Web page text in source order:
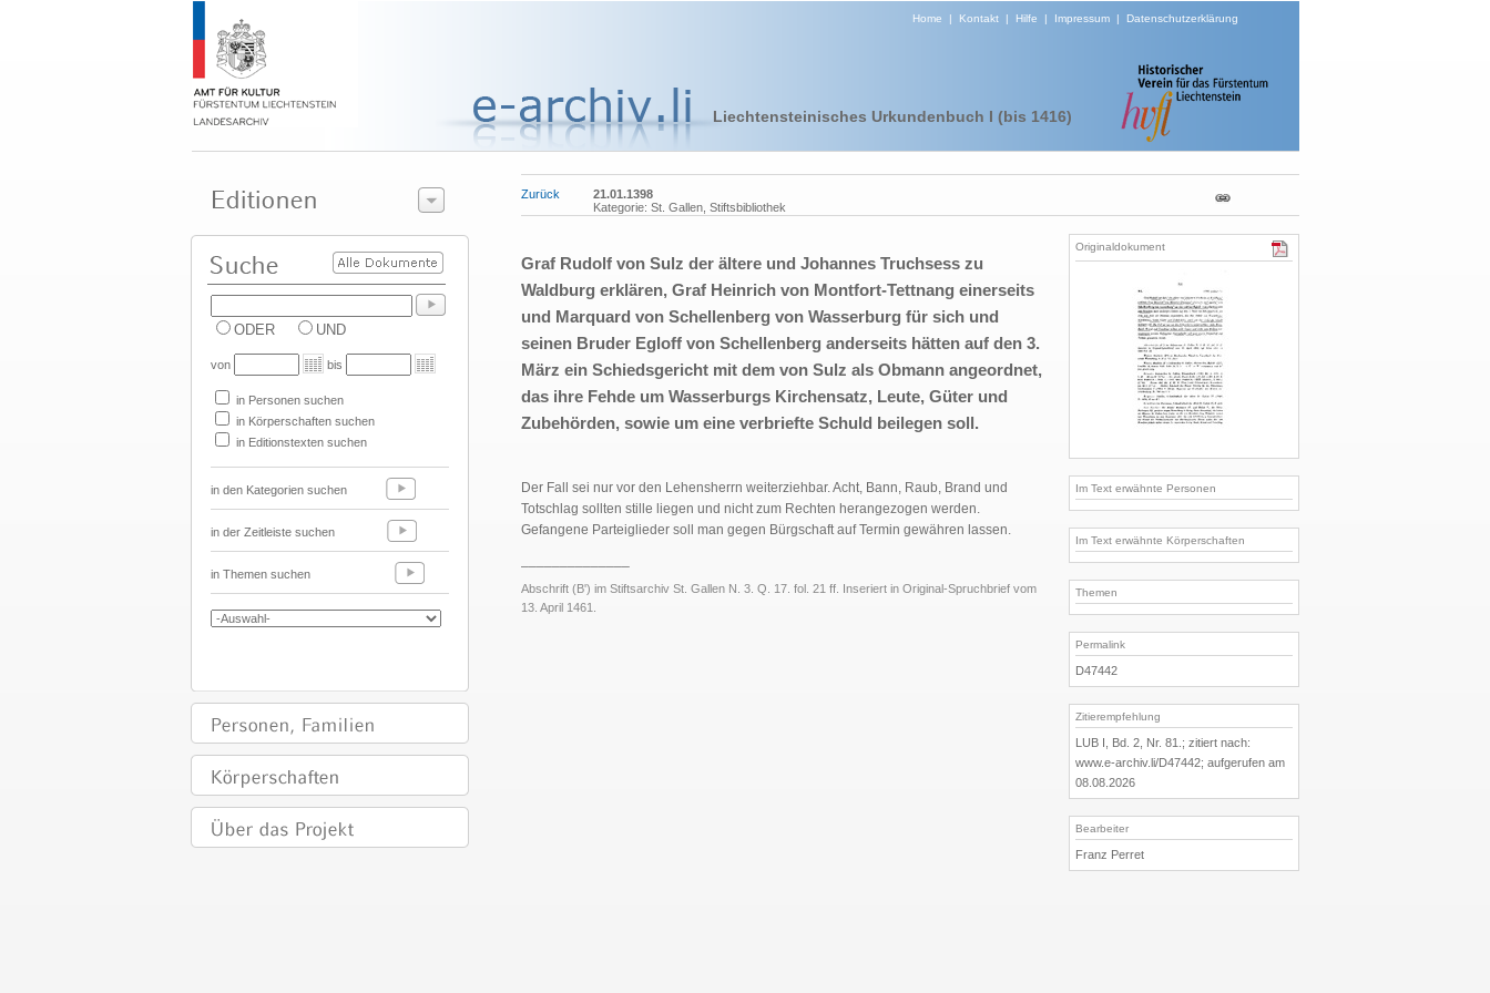
Home | Kontakt| Hilfe | Impressum| Datenschutzerklärung
Liechtensteinisches Urkundenbuch I (bis 1416)
ODER UND
von bis
in Personen suchen
in Körperschaften suchen
in Editionstexten suchen
in den Kategorien suchen
in der Zeitleiste suchen
in Themen suchen
Zurück
21.01.1398
Kategorie: St. Gallen, Stiftsbibliothek
Graf Rudolf von Sulz der ältere und Johannes Truchsess zu
Waldburg erklären, Graf Heinrich von Montfort-Tettnang einerseits
und Marquard von Schellenberg von Wasserburg für sich und
seinen Bruder Egloff von Schellenberg anderseits hätten auf den 3.
März ein Schiedsgericht mit dem von Sulz als Obmann angeordnet,
das ihre Fehde um Wasserburgs Kirchensatz, Leute, Güter und
Zubehörden, sowie um eine verbriefte Schuld beilegen soll.
Der Fall sei nur vor den Lehensherrn weiterziehbar. Acht, Bann, Raub, Brand und
Totschlag sollten stille liegen und nicht zum Rechten herangezogen werden.
Gefangene Parteiglieder soll man gegen Bürgschaft auf Termin gewähren lassen.
Abschrift (B') im Stiftsarchiv St. Gallen N. 3. Q. 17. fol. 21 ff. Inseriert in Original-Spruchbrief vom
13. April 1461.
Originaldokument
Im Text erwähnte Personen
Im Text erwähnte Körperschaften
Themen
Permalink
D47442
Zitierempfehlung
LUB I, Bd. 2, Nr. 81.; zitiert nach:
www.e-archiv.li/D47442; aufgerufen am
08.08.2026
Bearbeiter
Franz Perret